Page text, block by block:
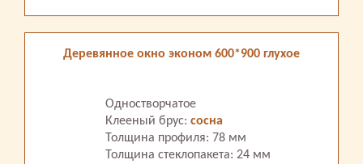
Деревянное окно эконом 600*900 глухое
Одностворчатое
Клееный брус: сосна
Толщина профиля: 78 мм
Толщина стеклопакета: 24 мм